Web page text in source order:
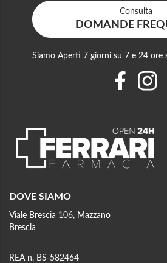
DOVE SIAMO
Viale Brescia 106, Mazzano
Brescia
REA n. BS-582464
Consulta
DOMANDE
Siamo Aperti 7 giorni su 7 e 24 ore